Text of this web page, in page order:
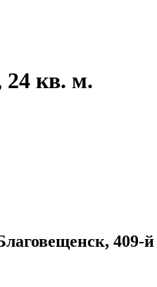
кв. м.
409-